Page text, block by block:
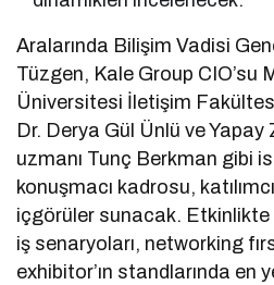
Aralarında Bilişim Vadisi
Tüzgen, Kale Group CIO’su
Üniversitesi İletişim
Dr. Derya Gül Ünlü ve
uzmanı Tunç Berkman gibi
konuşmacı kadrosu,
içgörüler sunacak. Etkinlikte
iş senaryoları, networking
exhibitor’ın standlarında en